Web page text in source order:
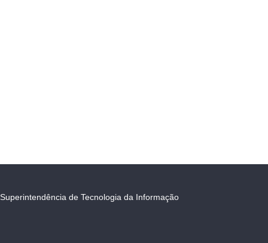
Superintendência de Tecnologia da Informação